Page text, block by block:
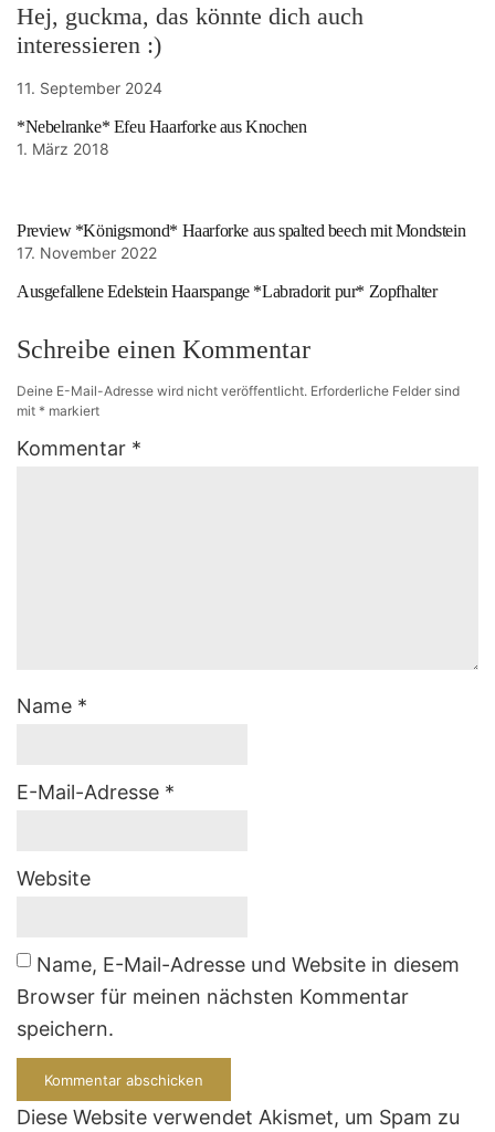
Hej, guckma, das könnte dich auch
interessieren :)
11. September 2024
*Nebelranke* Efeu Haarforke aus Knochen
1. März 2018
Preview *Königsmond* Haarforke aus spalted beech mit Mondstein
17. November 2022
Ausgefallene Edelstein Haarspange *Labradorit pur* Zopfhalter
Schreibe einen Kommentar
Deine E-Mail-Adresse wird nicht veröffentlicht. Erforderliche Felder sind
mit * markiert
Kommentar *
Name *
E-Mail-Adresse *
Website
Name, E-Mail-Adresse und Website in diesem
Browser für meinen nächsten Kommentar
speichern.
Diese Website verwendet Akismet, um Spam zu